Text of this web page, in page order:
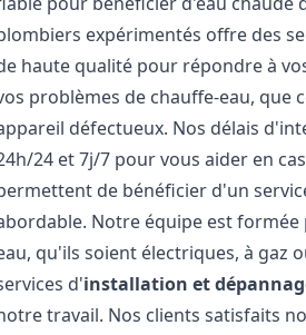
expérimentés offre des
haute qualité pour répondre à
problèmes de chauffe-eau,
défectueux. Nos délais
24 et 7j/7 pour vous aider en
de bénéficier d'un
Notre équipe est
qu'ils soient électriques, à gaz
d'installation et
travail. Nos clients satisfaits